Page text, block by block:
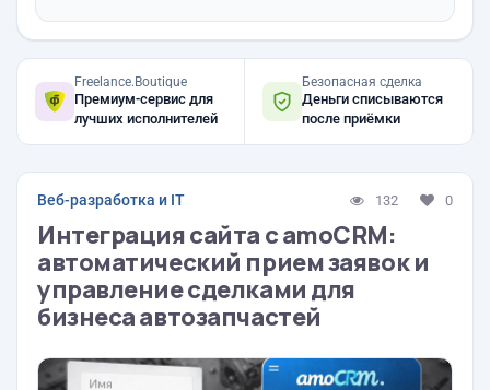
Freelance.Boutique
Премиум-сервис для
лучших исполнителей
Безопасная сделка
Деньги списываются
после приёмки
Веб-разработка и IT 132 0
Интеграция сайта с amoCRM:
автоматический прием заявок и
управление сделками для
бизнеса автозапчастей